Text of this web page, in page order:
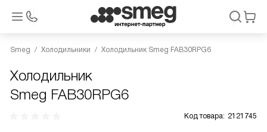
Smeg Холодильники Холодильник Smeg FAB30RPG6
Холодильник
Smeg FAB30RPG6
Код товара: 2121745